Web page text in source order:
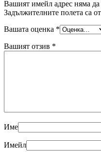
Вашият имейл адрес няма
Задължителните полета са
Вашата оценка *
Вашият отзив *
Име
Имейл